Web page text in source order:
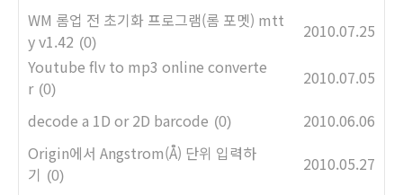
WM 롬업 전 초기화 프로그램(롬 포멧) mtt
y v1.42 (0)
2010.07.25
Youtube flv to mp3 online converte
r (0)
2010.07.05
decode a 1D or 2D barcode (0)
2010.06.06
Origin에서 Angstrom(Å) 단위 입력하
기 (0)
2010.05.27